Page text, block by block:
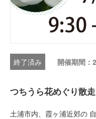
開催期間：
つちうら花めぐり散走
土浦市内、霞ヶ浦近郊の